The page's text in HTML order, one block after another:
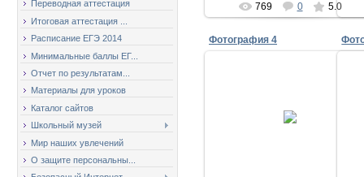
Переводная аттестация
Итоговая аттестация ...
Расписание ЕГЭ 2014
Минимальные баллы ЕГ...
Отчет по результатам...
Материалы для уроков
Каталог сайтов
Школьный музей
Мир наших увлечений
О защите персональны...
769 0 5.0
Фотография 4